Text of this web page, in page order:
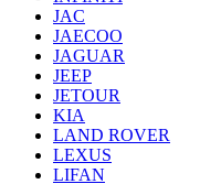
JAC
JAECOO
JAGUAR
JEEP
JETOUR
KIA
LAND ROVER
LEXUS
LIFAN